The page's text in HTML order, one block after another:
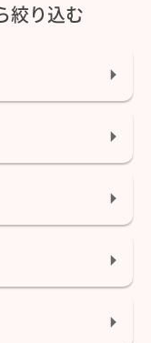
絞り込む